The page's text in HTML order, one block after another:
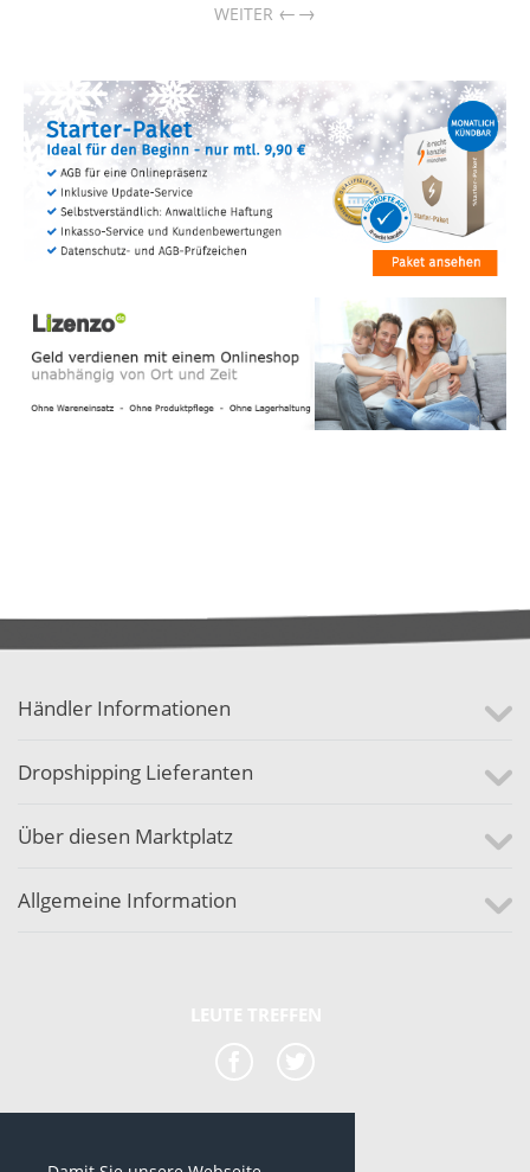
WEITER →
Händler Informationen
Dropshipping Lieferanten
Über diesen Marktplatz
Allgemeine Information